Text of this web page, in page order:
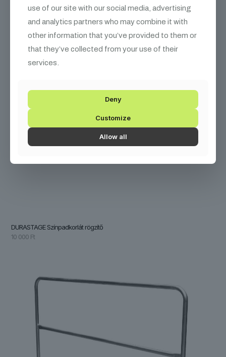
DURASTAGE Színpadkorlát rögzítő
10 000 Ft
use of our site with our social media, advertising
and analytics partners who may combine it with
other information that you’ve provided to them or
that they’ve collected from your use of their
services.
Deny
Customize
Allow all